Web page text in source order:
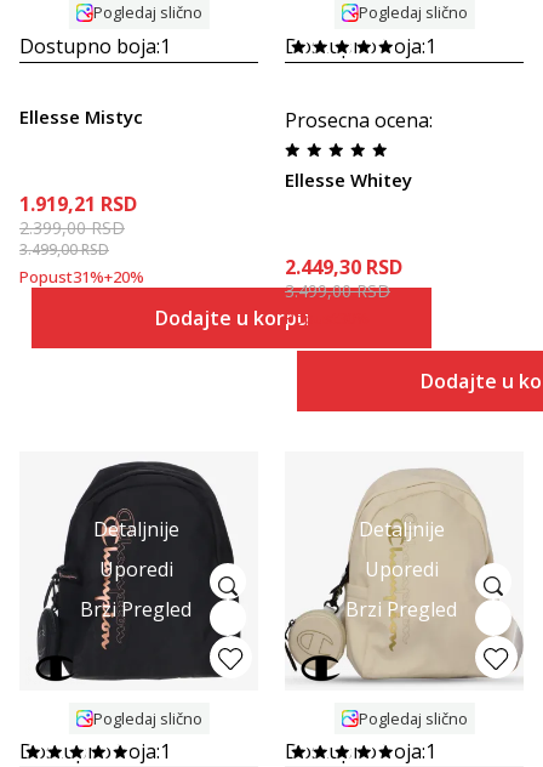
Pogledaj slično
Dostupno boja:1
Ellesse Mistyc
1.919,21 RSD
2.399,00RSD
3.499,00RSD
Popust31%+20%
Dodajte u korpu
Pogledaj slično
Dostupno boja:1
Prosecna ocena:
Ellesse Whitey
2.449,30 RSD
3.499,00RSD
Popust
Dodajte u
Detaljnije
Uporedi
Brzi Pregled
Pogledaj slično
Dostupno boja:1
Detaljnije
Uporedi
Brzi Pregled
Pogledaj slično
Dostupno boja:1